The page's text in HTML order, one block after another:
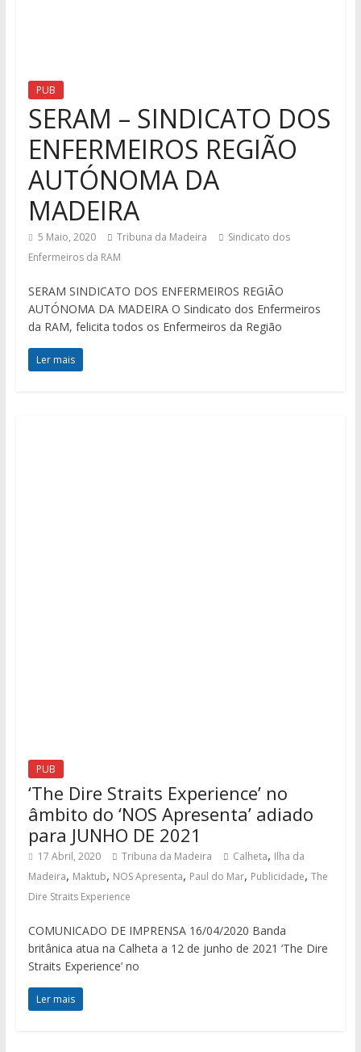
PUB
SERAM – SINDICATO DOS
ENFERMEIROS REGIÃO
AUTÓNOMA DA
MADEIRA
5 Maio, 2020 Tribuna da Madeira
Sindicato dos
Enfermeiros da RAM
SERAM SINDICATO DOS ENFERMEIROS REGIÃO
AUTÓNOMA DA MADEIRA O Sindicato dos Enfermeiros
da RAM, felicita todos os Enfermeiros da Região
Ler mais
PUB
‘The Dire Straits Experience’ no
âmbito do ‘NOS Apresenta’ adiado
para JUNHO DE 2021
17 Abril, 2020 Tribuna da Madeira Calheta, Ilha da
Madeira, Maktub, NOS Apresenta, Paul do Mar, Publicidade, The
Dire Straits Experience
COMUNICADO DE IMPRENSA 16/04/2020 Banda
britânica atua na Calheta a 12 de junho de 2021 ‘The Dire
Straits Experience’ no
Ler mais